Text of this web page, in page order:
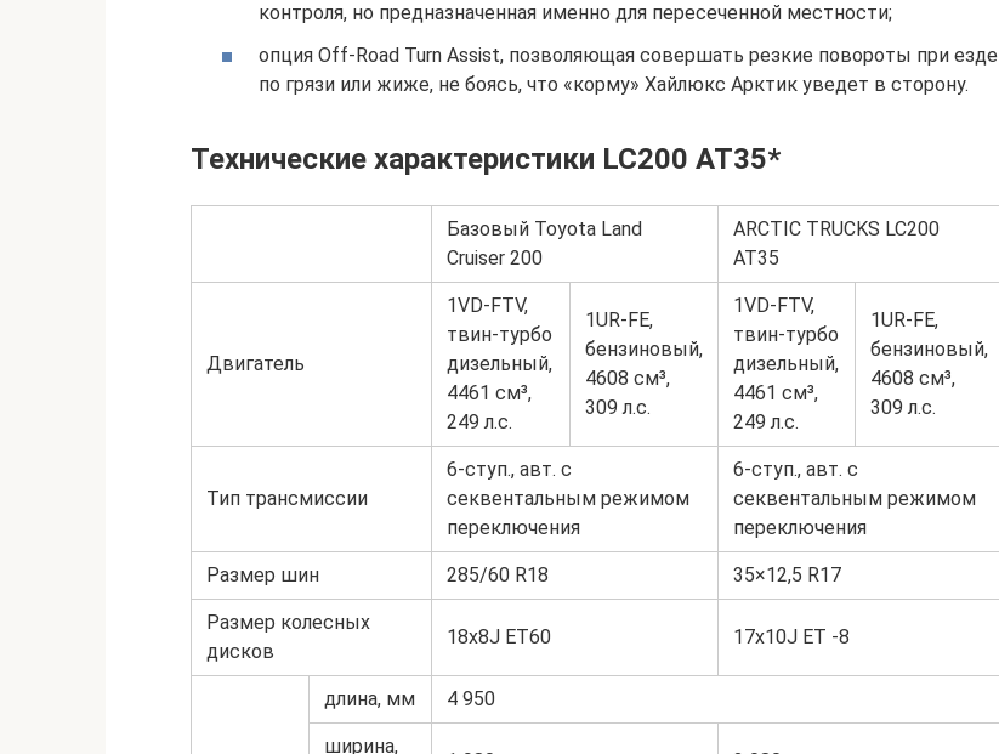
контроля, но предназначенная именно для пересеченной местности;
опция Off-Road Turn Assist, позволяющая совершать резкие повороты при езде
по грязи или жиже, не боясь, что «корму» Хайлюкс Арктик уведет в сторону.
Технические характеристики LC200 AT35*
Базовый Toyota Land
Cruiser 200
ARCTIC TRUCKS LC200
AT35
Двигатель
1VD-FTV,
твин-турбо
дизельный,
4461 см³,
249 л.с.
1UR-FE,
бензиновый,
4608 см³,
309 л.с.
1VD-FTV,
твин-турбо
дизельный,
4461 см³,
249 л.с.
1UR-FE,
бензиновый,
4608 см³,
309 л.с.
Тип трансмиссии
6-ступ., авт. с
секвентальным режимом
переключения
6-ступ., авт. с
секвентальным режимом
переключения
Размер шин 285/60 R18 35×12,5 R17
Размер колесных
дисков
18х8J ET60 17x10J ET -8
длина, мм 4 950
ширина,